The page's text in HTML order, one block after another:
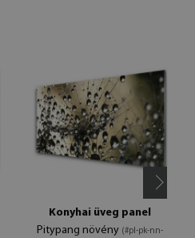
Konyhai üveg panel
Pitypang növény (#pl-pk-nn-